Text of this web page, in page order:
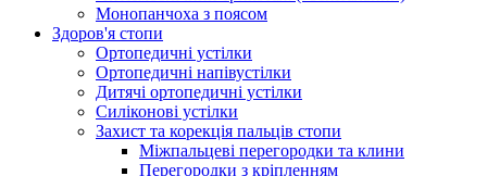
Монопанчоха з поясом
Здоров'я стопи
Ортопедичні устілки
Ортопедичні напівустілки
Дитячі ортопедичні устілки
Силіконові устілки
Захист та корекція пальців стопи
Міжпальцеві перегородки та клини
Перегородки з кріпленням